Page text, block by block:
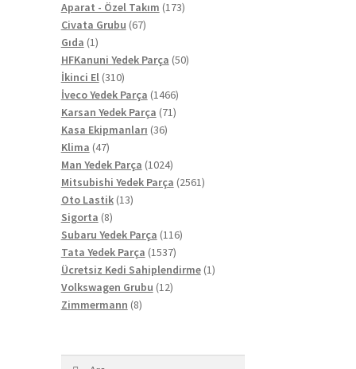
ürün
Aparat - Özel Takım 173173
Civata Grubu 6767
Gıda 11
ürün
HFKanuni Yedek Parça 5050
İkinci El 310310
ürün
İveco Yedek Parça 14661466
ürün
Karsan Yedek Parça 7171
Kasa Ekipmanları 3636
Klima 4747
ürün
Man Yedek Parça 10241024
ürün
Mitsubishi Yedek Parça 25612561
Oto Lastik 1313
Sigorta 88
ürün
Subaru Yedek Parça 116116
Tata Yedek Parça 15371537
ürün
Ücretsiz Kedi Sahiplendirme 11
Volkswagen Grubu 1212
Zimmermann 88